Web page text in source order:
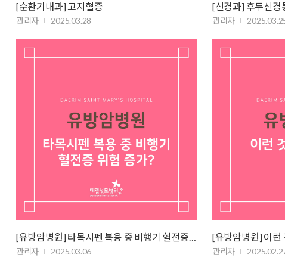
[순환기내과] 고지혈증
관리자 2025.03.28
[신경과] 후두신경
관리자
[유방암병원] 타목시펜 복용 중 비행기 혈전증 위험 증가?
관리자 2025.03.06
[유방암병원] 이런
관리자